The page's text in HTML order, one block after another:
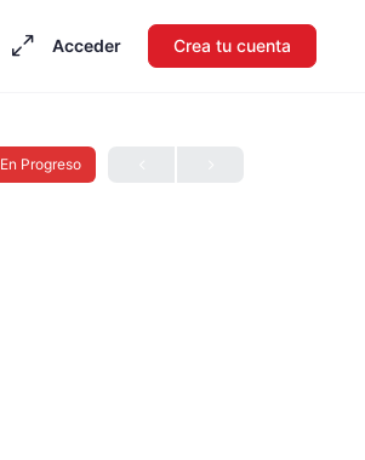
Acceder Crea tu cuenta
En Progreso